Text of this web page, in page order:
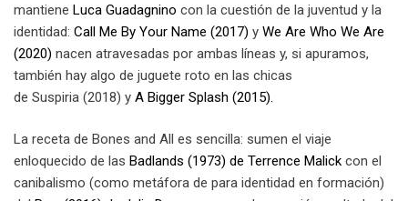
mantiene Luca Guadagnino con la cuestión de la juventud y la
identidad: Call Me By Your Name (2017) y We Are Who We Are
(2020) nacen atravesadas por ambas líneas y, si apuramos,
también hay algo de juguete roto en las chicas
de Suspiria (2018) y A Bigger Splash (2015).
La receta de Bones and All es sencilla: sumen el viaje
enloquecido de las Badlands (1973) de Terrence Malick con el
canibalismo (como metáfora de para identidad en formación)